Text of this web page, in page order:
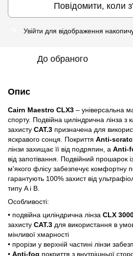
Повідомити, коли
Увійти для відображення
До обраного
Опис
Cairn Maestro CLX3 – універсальна
спорту. Подвійна циліндрична лінза з
захисту CAT.3 призначена для
яскравого сонця. Покриття Anti-
лінзи захищає її від подряпин, а Anti-
від запотівання. Подвійний прошарок
м'якого флісу забезпечує комфортну
гарантують 100% захист від
типу A і B.
Особливості:
• подвійна циліндрична лінза CLX
захисту CAT.3 для використання в
мінливої хмарності
• прорізи у верхній частині лінзи
• Anti-fog покриття з внутрішньої